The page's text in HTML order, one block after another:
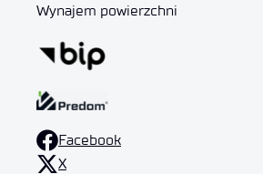
Wynajem powierzchni
Facebook
X